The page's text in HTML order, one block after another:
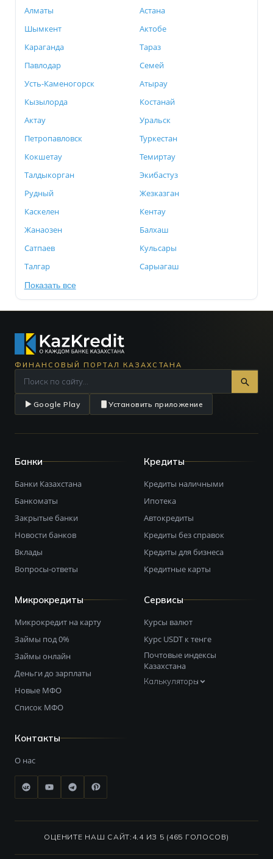
Алматы
Астана
Шымкент
Актобе
Караганда
Тараз
Павлодар
Семей
Усть-Каменогорск
Атырау
Кызылорда
Костанай
Актау
Уральск
Петропавловск
Туркестан
Кокшетау
Темиртау
Талдыкорган
Экибастуз
Рудный
Жезказган
Каскелен
Кентау
Жанаозен
Балхаш
Сатпаев
Кульсары
Талгар
Сарыагаш
Показать все
ФИНАНСОВЫЙ ПОРТАЛ КАЗАХСТАНА
Google Play Установить приложение
Банки
Банки Казахстана
Банкоматы
Закрытые банки
Новости банков
Вклады
Вопросы-ответы
Кредиты
Кредиты наличными
Ипотека
Автокредиты
Кредиты без справок
Кредиты для бизнеса
Кредитные карты
Микрокредиты
Микрокредит на карту
Займы под 0%
Займы онлайн
Деньги до зарплаты
Новые МФО
Список МФО
Сервисы
Курсы валют
Курс USDT к тенге
Почтовые индексы
Казахстана
Калькуляторы
Контакты
О нас
ОЦЕНИТЕ НАШ САЙТ: 4.4 ИЗ 5 (465 ГОЛОСОВ)